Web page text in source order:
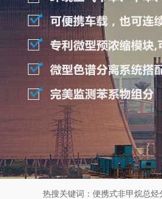
热搜关键词： 便携式非甲烷总烃